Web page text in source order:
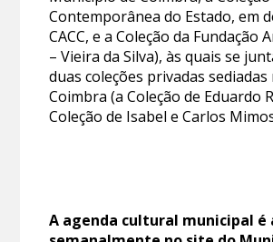
Contemporânea do Estado, em
CACC, e a Coleção da Fundação
– Vieira da Silva), às quais se
duas coleções privadas sediadas
Coimbra (a Coleção de Eduardo
Coleção de Isabel e Carlos
A agenda cultural municipal é